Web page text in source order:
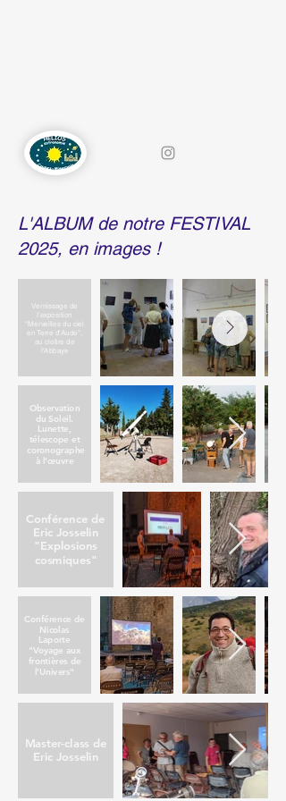
L'ALBUM de notre FESTIVAL
2025, en images !
Vernissage de
l'exposition
"Merveilles du ciel
en Terre d'Aude",
au cloître de
l'Abbaye
Observation
du Soleil.
Lunette,
télescope et
coronographe
à l'œuvre
Conférence de
Eric Josselin
"Explosions
cosmiques"
Conférence de
Nicolas
Laporte
"Voyage aux
frontières de
l'Univers"
Master-class de
Eric Josselin